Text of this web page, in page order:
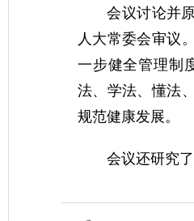
会议讨论并原
人大常委会审议
一步健全管理制
法、学法、懂法
规范健康发展。
会议还研究了